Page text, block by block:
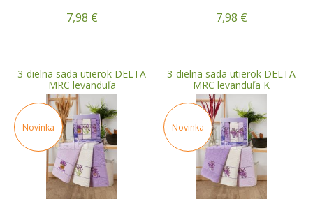
7,98 € 7,98 €
3-dielna sada utierok DELTA
MRC levanduľa
Novinka
3-dielna sada utierok DELTA
MRC levanduľa K
Novinka